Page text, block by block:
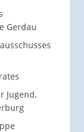
Gerdau
Jugend,